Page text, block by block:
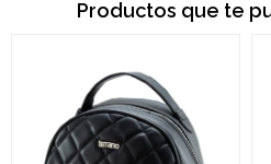
Productos que te